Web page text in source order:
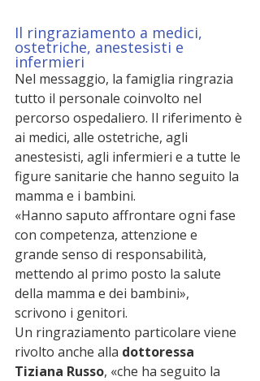
Il ringraziamento a medici,
ostetriche, anestesisti e
infermieri
Nel messaggio, la famiglia ringrazia
tutto il personale coinvolto nel
percorso ospedaliero. Il riferimento è
ai medici, alle ostetriche, agli
anestesisti, agli infermieri e a tutte le
figure sanitarie che hanno seguito la
mamma e i bambini.
«Hanno saputo affrontare ogni fase
con competenza, attenzione e
grande senso di responsabilità,
mettendo al primo posto la salute
della mamma e dei bambini»,
scrivono i genitori.
Un ringraziamento particolare viene
rivolto anche alla dottoressa
Tiziana Russo, «che ha seguito la